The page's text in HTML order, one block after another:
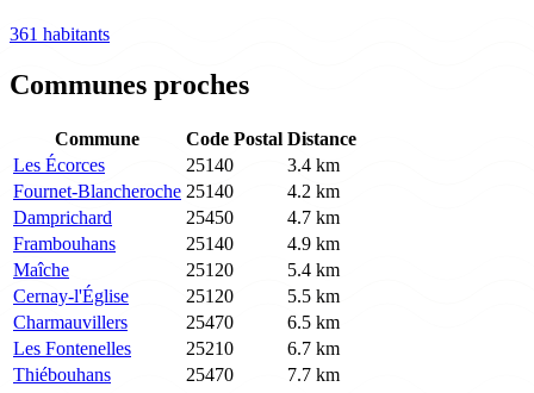
361 habitants
Communes proches
Commune Code Postal Distance
Les Écorces
25140
3.4 km
Fournet-Blancheroche 25140
4.2 km
Damprichard
25450
4.7 km
Frambouhans
25140
4.9 km
Maîche
25120
5.4 km
Cernay-l'Église
25120
5.5 km
Charmauvillers
25470
6.5 km
Les Fontenelles
25210
6.7 km
Thiébouhans
25470
7.7 km